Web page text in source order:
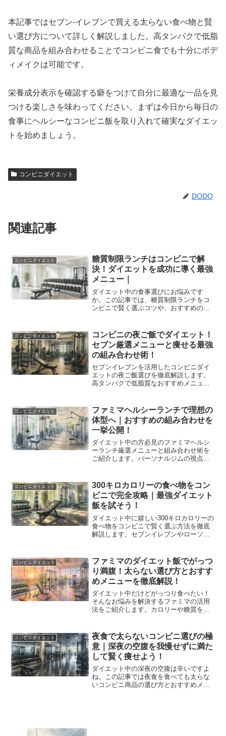
本記事ではセブン-イレブンで買える太らない食べ物と賢
い選び方について詳しく解説しました。高タンパクで低脂
質な商品を組み合わせることでコンビニ食でも十分にボデ
ィメイクは可能です。
栄養成分表示を確認する癖をつけて自分に最適な一品を見
つける楽しさを味わってください。まずは今日から毎日の
食事にヘルシーなコンビニ飯を取り入れて確実なダイエッ
トを始めましょう。
コンビニダイエット
DODO
関連記事
コンビニダイエット
糖質制限ランチはコンビニで解
決！ダイエットを成功に導く最強
メニュー｜
ダイエット中の食事選びにお悩みです
か。この記事では、糖質制限ランチをコ
ンビニで賢く選ぶコツや、おすすめの組
ファミリーマートですぐに買える美味し
い低糖質アイテムを活用して、無理なく
理想の体型を手に入れましょう。
コンビニダイエット
コンビニの夜ご飯でダイエット！
セブン厳選メニューと痩せる最強
の組み合わせ術！
セブンイレブンを活用したコンビニダイ
エットの夜ご飯選びを徹底解説します。
高タンパクで低脂質なおすすめメニュー
導く秘訣を網羅しました。手軽に買える
セブンの惣菜やスープを取り入れて、健
康的に理想の体型を目指しましょう！
コンビニダイエット
ファミマヘルシーランチで理想の
体型へ｜おすすめの組み合わせを
一挙公開！
ダイエット中の方必見のファミマヘルシ
ーランチ厳選メニューと組み合わせ術を
ご紹介します。パーソナルジムの視点か
栄養管理ができ、理想のボディメイクを
強力にサポートする具体的な選び方をお
伝えします。
コンビニダイエット
300キロカロリーの食べ物をコン
ビニで完全攻略｜最強ダイエット
飯を試そう！
ダイエット中に嬉しい300キロカロリーの
食べ物をコンビニで賢く選ぶ方法を徹底
解説します。セブンイレブンやローソン
味しく痩せることが可能です。あなたに
ぴったりの手軽なコンビニダイエット飯
を見つけて理想の体型を手に入れましょ
う。
コンビニダイエット
ファミマのダイエット飯でがっつ
り満腹！太らない選び方とおすす
めメニューを徹底解説！
ダイエット中だけどがっつり食べたい！
そんなお悩みを解決するファミマの活用
法をご紹介します。カロリーや糖質を抑
たんぱく質で太りにくい体作りをサポー
トする、美味しいコンビニ飯の選び方を
マスターしましょう。
コンビニダイエット
夜食で太らないコンビニ選びの極
意｜深夜の空腹を我慢せずに満た
して賢く痩せよう！
ダイエット中の深夜の空腹は辛いですよ
ね。この記事では夜食を食べても太らな
いコンビニ商品の選び方とおすすめメニ